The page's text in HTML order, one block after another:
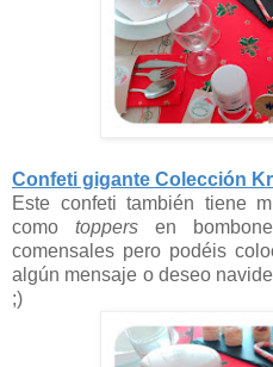
Confeti gigante Colección
Este confeti también tiene
como toppers en
comensales pero podéis
algún mensaje o deseo
;)